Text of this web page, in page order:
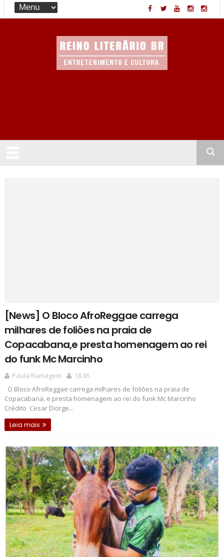
[News] O Bloco AfroReggae carrega
milhares de foliões na praia de
Copacabana,e presta homenagem ao rei
do funk Mc Marcinho
Paula Ramagem
18:36
O Bloco AfroReggae carrega milhares de foliões na praia de
Copacabana, e presta homenagem ao rei do funk Mc Marcinho
Crédito Cesar Diorge...
Leia mais